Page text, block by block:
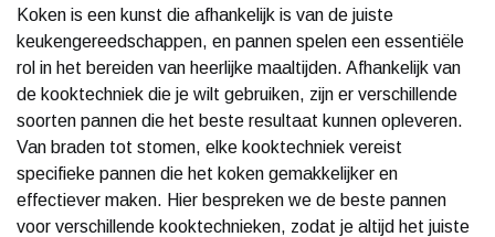
Koken is een kunst die afhankelijk is van de juiste
keukengereedschappen, en pannen spelen een essentiële
rol in het bereiden van heerlijke maaltijden. Afhankelijk van
de kooktechniek die je wilt gebruiken, zijn er verschillende
soorten pannen die het beste resultaat kunnen opleveren.
Van braden tot stomen, elke kooktechniek vereist
specifieke pannen die het koken gemakkelijker en
effectiever maken. Hier bespreken we de beste pannen
voor verschillende kooktechnieken, zodat je altijd het juiste